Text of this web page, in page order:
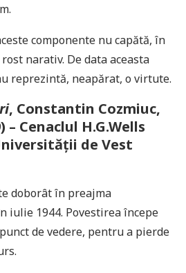
componente nu capătă, în
narativ. De data aceasta
reprezintă, neapărat, o virtute.
, Constantin Cozmiuc,
– Cenaclul H.G.Wells
de Vest
doborât în preajma
iulie 1944. Povestirea începe
de vedere, pentru a pierde